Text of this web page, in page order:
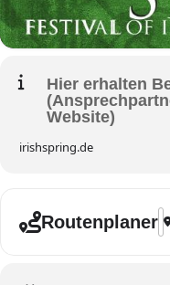
Hier erhalten
Website)
irishspring.de
Routenplaner